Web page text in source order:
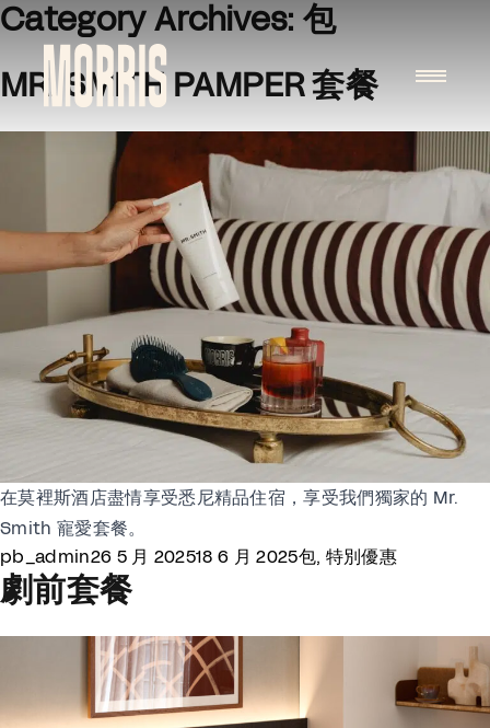
Skip to content
Category Archives:包
MR. SMITH PAMPER 套餐
在莫裡斯酒店盡情享受悉尼精品住宿，享受我們獨家的 Mr.
Smith 寵愛套餐。
Posted by
pb_admin26 5 月 202518 6 月 2025Posted in
包, 特別優惠
劇前套餐